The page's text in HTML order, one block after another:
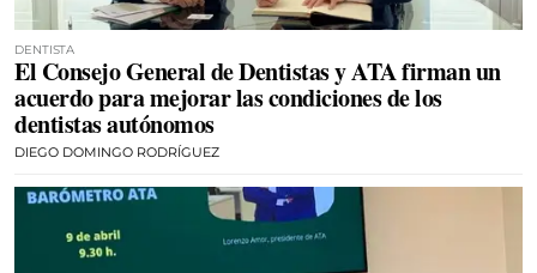
DENTISTA
El Consejo General de Dentistas y ATA firman un
acuerdo para mejorar las condiciones de los
dentistas autónomos
DIEGO DOMINGO RODRÍGUEZ